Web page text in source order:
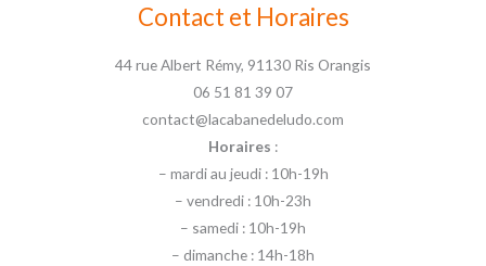
Contact et Horaires
44 rue Albert Rémy, 91130 Ris Orangis
06 51 81 39 07
contact@lacabanedeludo.com
Horaires :
– mardi au jeudi : 10h-19h
– vendredi : 10h-23h
– samedi : 10h-19h
– dimanche : 14h-18h